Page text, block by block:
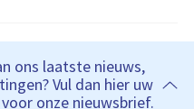
ons laatste nieuws,
Vul dan hier uw
onze nieuwsbrief.